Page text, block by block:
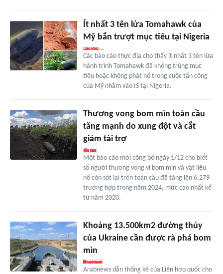
Ít nhất 3 tên lửa Tomahawk của
Mỹ bắn trượt mục tiêu tại Nigeria
Các báo cáo thực địa cho thấy ít nhất 3 tên lửa
hành trình Tomahawk đã không trúng mục
tiêu hoặc không phát nổ trong cuộc tấn công
của Mỹ nhằm vào IS tại Nigeria.
Thương vong bom mìn toàn cầu
tăng mạnh do xung đột và cắt
giảm tài trợ
Một báo cáo mới công bố ngày 1/12 cho biết
số người thương vong vì bom mìn và vật liệu
nổ còn sót lại trên toàn cầu đã tăng lên 6.279
trường hợp trong năm 2024, mức cao nhất kể
từ năm 2020.
Khoảng 13.500km2 đường thủy
của Ukraine cần được rà phá bom
mìn
Arabnews dẫn thống kê của Liên hợp quốc cho